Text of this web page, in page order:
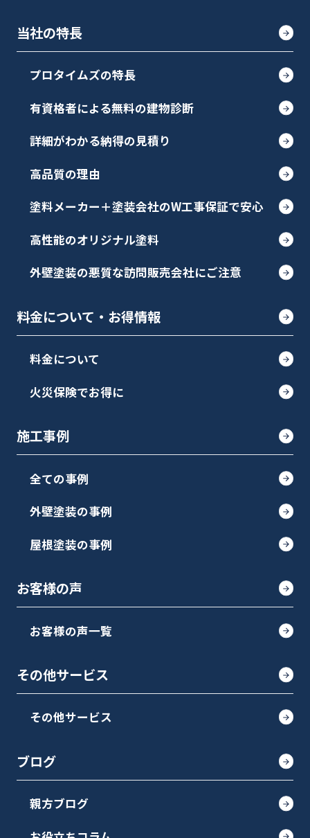
当社の特長
プロタイムズの特長
有資格者による無料の建物診断
詳細がわかる納得の見積り
高品質の理由
塗料メーカー＋塗装会社のW工事保証で安心
高性能のオリジナル塗料
外壁塗装の悪質な訪問販売会社にご注意
料金について・お得情報
料金について
火災保険でお得に
施工事例
全ての事例
外壁塗装の事例
屋根塗装の事例
お客様の声
お客様の声一覧
その他サービス
その他サービス
ブログ
親方ブログ